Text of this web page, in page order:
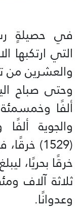
في حصيلةٍ
التي ارتكبها
والعشرين من
وحتى صباح
والجوية
خرقًا بحريًا،
وعدوانًا.